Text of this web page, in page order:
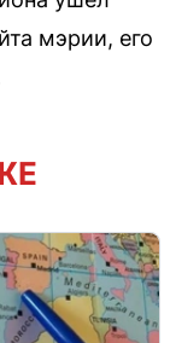
мэрии, его